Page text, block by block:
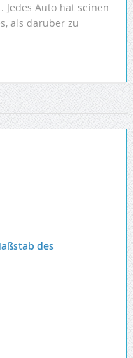
Jedes Auto hat seinen
als darüber zu
des